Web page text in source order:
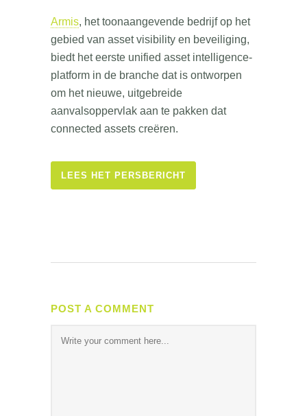
Armis, het toonaangevende bedrijf op het
gebied van asset visibility en beveiliging,
biedt het eerste unified asset intelligence-
platform in de branche dat is ontworpen
om het nieuwe, uitgebreide
aanvalsoppervlak aan te pakken dat
connected assets creëren.
LEES HET PERSBERICHT
POST A COMMENT